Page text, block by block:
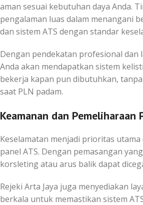
aman sesuai kebutuhan daya Anda.
pengalaman luas dalam menangani
dan sistem ATS dengan standar
Dengan pendekatan profesional dan
Anda akan mendapatkan sistem
bekerja kapan pun dibutuhkan,
saat PLN padam.
Keamanan dan Pemeliharaan
Keselamatan menjadi prioritas
panel ATS. Dengan pemasangan
korsleting atau arus balik dapat
Rejeki Arta Jaya juga menyediakan
berkala untuk memastikan sistem